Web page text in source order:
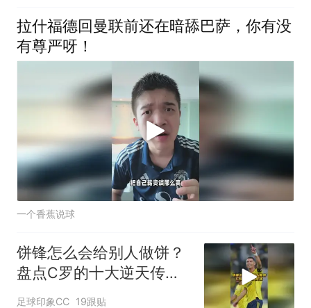
拉什福德回曼联前还在暗舔巴萨，你有没
有尊严呀！
一个香蕉说球
饼锋怎么会给别人做饼？
盘点C罗的十大逆天传
球！
足球印象CC 19跟贴